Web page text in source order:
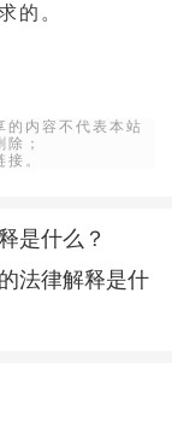
的。
的内容不代表本站
；
。
是什么？
法律解释是什